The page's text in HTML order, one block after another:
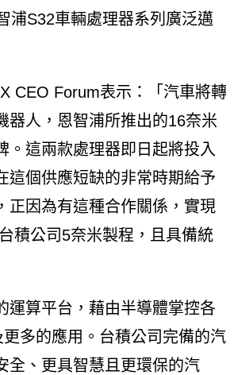
浦S32車輛處理器系列廣泛邁
CEO Forum表示：「汽車將轉
器人，恩智浦所推出的16奈米
。這兩款處理器即日起將投入
這個供應短缺的非常時期給予
正因為有這種合作關係，實現
積公司5奈米製程，且具備統
運算平台，藉由半導體掌控各
多的應用。台積公司完備的汽
全、更具智慧且更環保的汽